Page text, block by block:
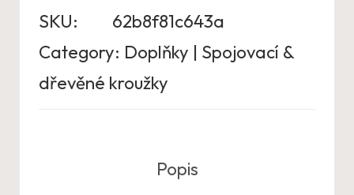
SKU:
62b8f81c643a
Category: Doplňky | Spojovací &
dřevěné kroužky
Popis